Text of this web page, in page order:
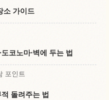
소 가이드
코노마·벽에 두는 법
포인트
돌려주는 법